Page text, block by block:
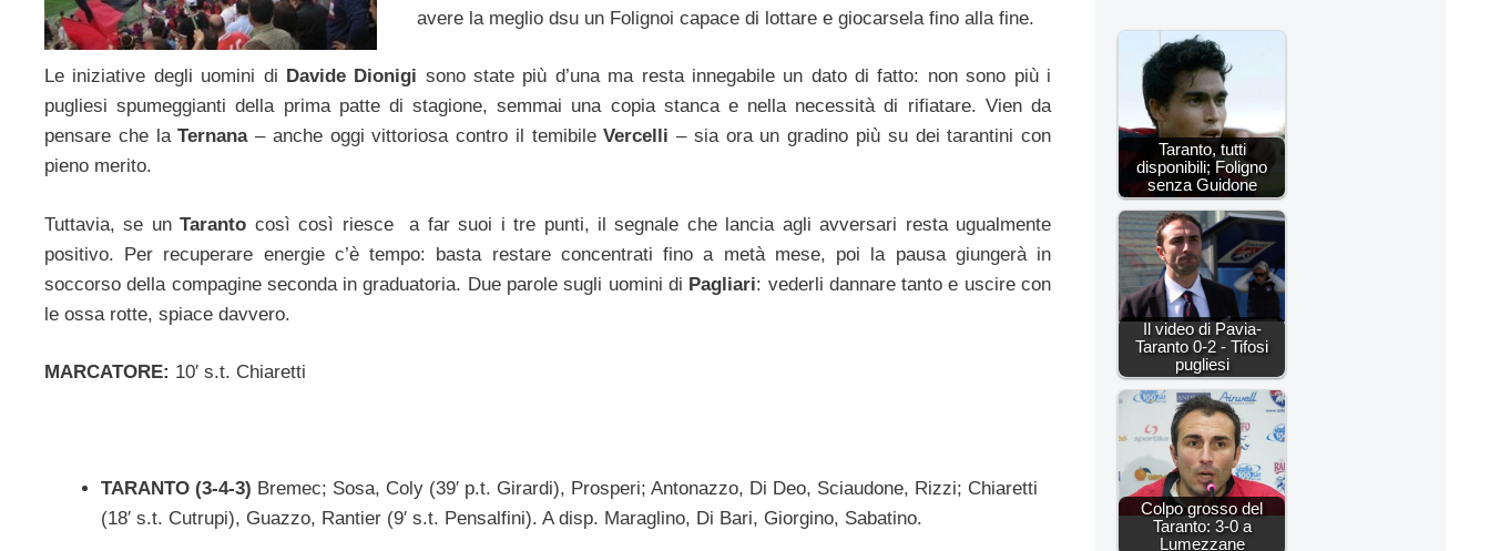
avere la meglio dsu un Folignoi capace di lottare e giocarsela fino alla fine.
Le iniziative degli uomini di Davide Dionigi sono state più d’una ma resta innegabile un dato di fatto: non sono più i
pugliesi spumeggianti della prima patte di stagione, semmai una copia stanca e nella necessità di rifiatare. Vien da
pensare che laTernana– anche oggi vittoriosa contro il temibileVercelli – sia ora un gradino più su dei tarantini con
pieno merito.
Tuttavia, se unTaranto così così riesce a far suoi i tre punti, il segnale che lancia agli avversari resta ugualmente
positivo. Per recuperare energie c’è tempo: basta restare concentrati fino a metà mese, poi la pausa giungerà in
soccorso della compagine seconda in graduatoria. Due parole sugli uomini di Pagliari: vederli dannare tanto e uscire con
le ossa rotte, spiace davvero.
MARCATORE: 10′ s.t. Chiaretti
TARANTO (3-4-3) Bremec; Sosa, Coly (39′ p.t. Girardi), Prosperi; Antonazzo, Di Deo, Sciaudone, Rizzi; Chiaretti
(18′ s.t. Cutrupi), Guazzo, Rantier (9′ s.t. Pensalfini). A disp. Maraglino, Di Bari, Giorgino, Sabatino.
Taranto, tutti
disponibili; Foligno
senza Guidone
Il video di Pavia-
Taranto 0-2 - Tifosi
pugliesi
Colpo grosso del
Taranto: 3-0 a
Lumezzane